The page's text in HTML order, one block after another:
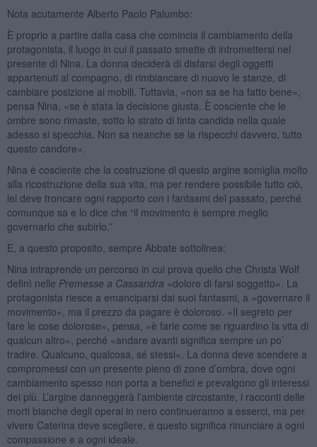
Nota acutamente Alberto Paolo Palumbo:
È proprio a partire dalla casa che comincia il cambiamento della
protagonista, il luogo in cui il passato smette di intromettersi nel
presente di Nina. La donna deciderà di disfarsi degli oggetti
appartenuti al compagno, di rimbiancare di nuovo le stanze, di
cambiare posizione ai mobili. Tuttavia, «non sa se ha fatto bene»,
pensa Nina, «se è stata la decisione giusta. È cosciente che le
ombre sono rimaste, sotto lo strato di tinta candida nella quale
adesso si specchia. Non sa neanche se la rispecchi davvero, tutto
questo candore».
Nina è cosciente che la costruzione di questo argine somiglia molto
alla ricostruzione della sua vita, ma per rendere possibile tutto ciò,
lei deve troncare ogni rapporto con i fantasmi del passato, perché
comunque sa e lo dice che “il movimento è sempre meglio
governarlo che subirlo.”
E, a questo proposito, sempre Abbate sottolinea:
Nina intraprende un percorso in cui prova quello che Christa Wolf
definì nelle Premesse a Cassandra «dolore di farsi soggetto». La
protagonista riesce a emanciparsi dai suoi fantasmi, a «governare il
movimento», ma il prezzo da pagare è doloroso. «Il segreto per
fare le cose dolorose», pensa, «è farle come se riguardino la vita di
qualcun altro», perché «andare avanti significa sempre un po’
tradire. Qualcuno, qualcosa, sé stessi». La donna deve scendere a
compromessi con un presente pieno di zone d’ombra, dove ogni
cambiamento spesso non porta a benefici e prevalgono gli interessi
dei più. L’argine danneggerà l’ambiente circostante, i racconti delle
morti bianche degli operai in nero continueranno a esserci, ma per
vivere Caterina deve scegliere, e questo significa rinunciare a ogni
compassione e a ogni ideale.